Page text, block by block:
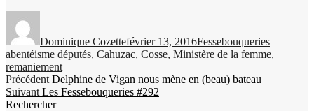
Dominique Cozettefévrier 13, 2016Fessebouqueries
abentéisme députés, Cahuzac, Cosse, Ministère de la femme,
remaniement
Navigation
de
Précédent Publication
précédente :
Delphine de Vigan nous mène en (beau) bateau
Suivant Publication
suivante :
Les Fessebouqueries #292
Rechercher